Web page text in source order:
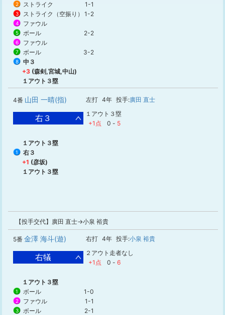
2 ストライク 1-1
3 ストライク（空振り） 1-2
4 ファウル
5 ボール 2-2
6 ファウル
7 ボール 3-2
8
中３
+3 (森剣,宮城,中山)
１アウト３塁
4番 山田 一晴(指) 左打 4年 投手:廣田 直士
右３
１アウト３塁
+1点
0 - 5
１アウト３塁
1
右３
+1 (彦坂)
１アウト３塁
【投手交代】廣田 直士→小泉 裕貴
5番 金澤 海斗(遊) 右打 4年 投手:小泉 裕貴
右犠
２アウト走者なし
+1点
0 - 6
１アウト３塁
1 ボール 1-0
2 ファウル 1-1
3 ボール 2-1